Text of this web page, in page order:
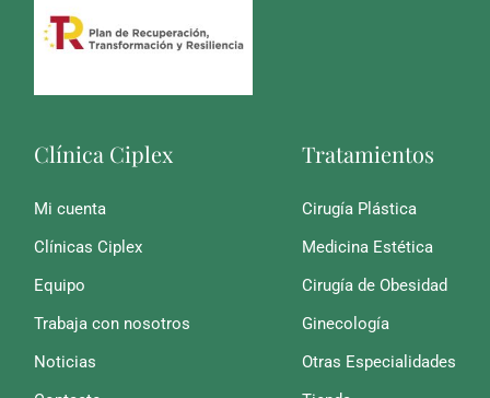
Clínica Ciplex
Mi cuenta
Clínicas Ciplex
Equipo
Trabaja con nosotros
Noticias
Tratamientos
Cirugía Plástica
Medicina Estética
Cirugía de Obesidad
Ginecología
Otras Especialidades